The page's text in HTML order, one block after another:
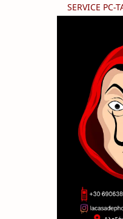
SERVICE PC-